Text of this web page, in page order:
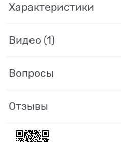
Характеристики
Видео (1)
Вопросы
Отзывы